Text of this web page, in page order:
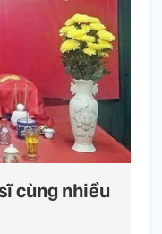
cùng nhiều